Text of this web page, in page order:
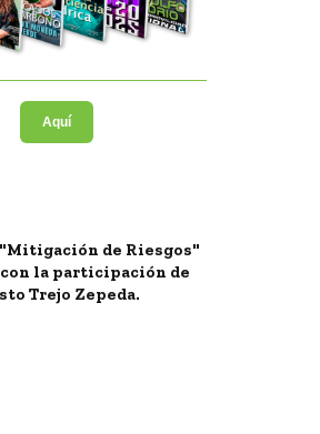
Aquí
de Riesgos"
la participación de
Trejo Zepeda.